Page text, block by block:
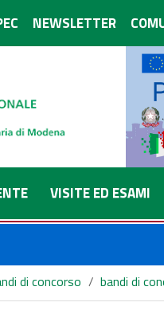
NEWSLETTER
VISITE ED ESAMI
di concorso / bandi di